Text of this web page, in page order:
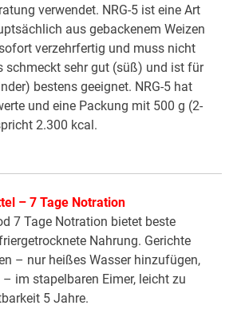
verwendet. NRG-5 ist eine Art
aus gebackenem Weizen
verzehrfertig und muss nicht
schmeckt sehr gut (süß) und ist für
bestens geeignet. NRG-5 hat
und eine Packung mit 500 g (2-
2.300 kcal.
– 7 Tage Notration
7 Tage Notration bietet beste
Nahrung. Gerichte
– nur heißes Wasser hinzufügen,
im stapelbaren Eimer, leicht zu
5 Jahre.